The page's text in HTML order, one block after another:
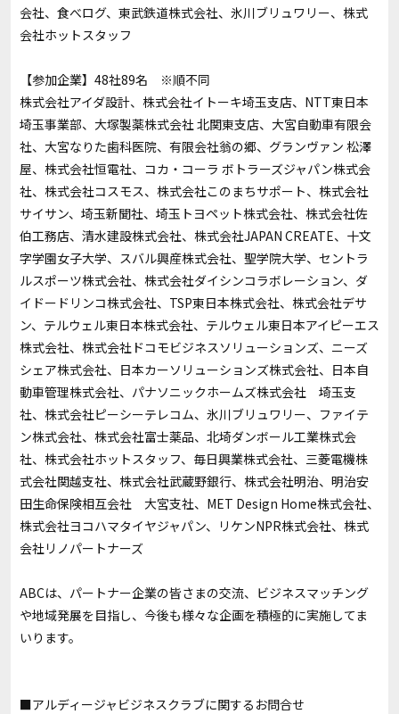
会社、食べログ、東武鉄道株式会社、氷川ブリュワリー、株式
会社ホットスタッフ
【参加企業】48社89名 ※順不同
株式会社アイダ設計、株式会社イトーキ埼玉支店、NTT東日本
埼玉事業部、大塚製薬株式会社 北関東支店、大宮自動車有限会
社、大宮なりた歯科医院、有限会社翁の郷、グランヴァン 松澤
屋、株式会社恒電社、コカ・コーラ ボトラーズジャパン株式会
社、株式会社コスモス、株式会社このまちサポート、株式会社
サイサン、埼玉新聞社、埼玉トヨペット株式会社、株式会社佐
伯工務店、清水建設株式会社、株式会社JAPAN CREATE、十文
字学園女子大学、スバル興産株式会社、聖学院大学、セントラ
ルスポーツ株式会社、株式会社ダイシンコラボレーション、ダ
イドードリンコ株式会社、TSP東日本株式会社、株式会社デサ
ン、テルウェル東日本株式会社、テルウェル東日本アイピーエス
株式会社、株式会社ドコモビジネスソリューションズ、ニーズ
シェア株式会社、日本カーソリューションズ株式会社、日本自
動車管理株式会社、パナソニックホームズ株式会社 埼玉支
社、株式会社ピーシーテレコム、氷川ブリュワリー、ファイテ
ン株式会社、株式会社富士薬品、北埼ダンボール工業株式会
社、株式会社ホットスタッフ、毎日興業株式会社、三菱電機株
式会社関越支社、株式会社武蔵野銀行、株式会社明治、明治安
田生命保険相互会社 大宮支社、MET Design Home株式会社、
株式会社ヨコハマタイヤジャパン、リケンNPR株式会社、株式
会社リノパートナーズ
ABCは、パートナー企業の皆さまの交流、ビジネスマッチング
や地域発展を目指し、今後も様々な企画を積極的に実施してま
いります。
■アルディージャビジネスクラブに関するお問合せ